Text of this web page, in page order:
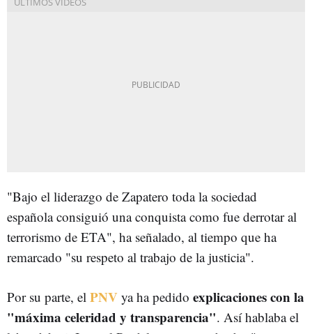
"Bajo el liderazgo de Zapatero toda la sociedad
española consiguió una conquista como fue derrotar al
terrorismo de ETA", ha señalado, al tiempo que ha
remarcado "su respeto al trabajo de la justicia".
Por su parte, el PNV ya ha pedido explicaciones con la
"máxima celeridad y transparencia". Así hablaba el